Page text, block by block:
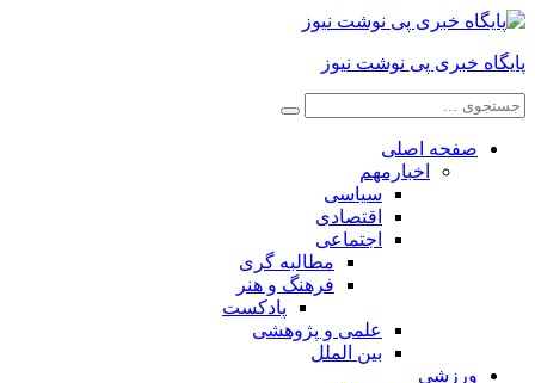
پایگاه خبری پی نوشت نیوز
صفحه اصلی
اخبارمهم
سیاسی
اقتصادی
اجتماعی
مطالبه گری
فرهنگ و هنر
پادکست
علمی و پژوهشی
بین الملل
ورزشی